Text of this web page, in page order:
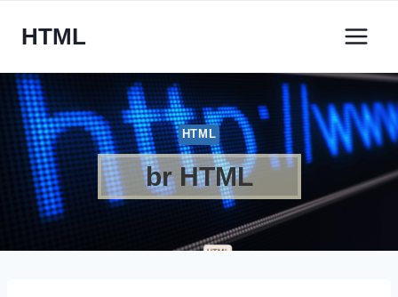
InhaltHTML
HTML
br HTML